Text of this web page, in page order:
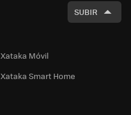
SUBIR
Xataka Móvil
Xataka Smart Home